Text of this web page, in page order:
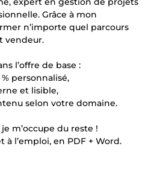
Grâce à mon
n’importe quel parcours
vendeur.
l’offre de base :
personnalisé,
et lisible,
selon votre domaine.
m’occupe du reste !
à l’emploi, en PDF + Word.